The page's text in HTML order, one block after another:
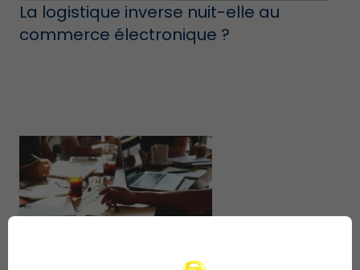
La logistique inverse nuit-elle au
commerce électronique ?